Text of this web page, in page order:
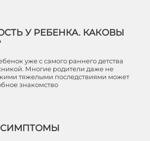
У РЕБЕНКА. КАКОВЫ
уже с самого раннего детства
Многие родители даже не
тяжелыми последствиями может
знакомство
СИМПТОМЫ